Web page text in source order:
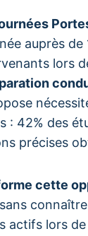
auprès
lors
: 42% des
précises
cette
actifs lors